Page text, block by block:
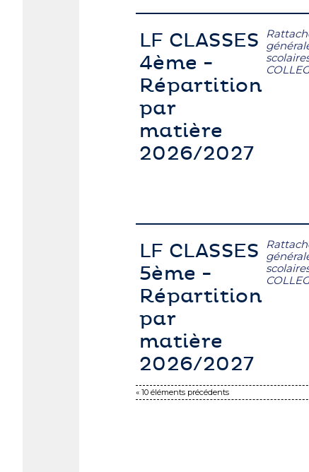
LF CLASSES
4ème -
Répartition
par
matière
2026/2027
LF CLASSES
5ème -
Répartition
par
matière
2026/2027
« 10 éléments précédents